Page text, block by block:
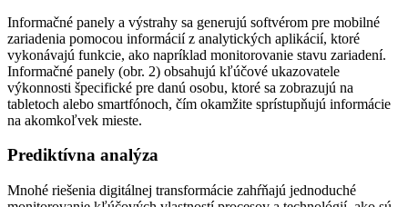
Informačné panely a výstrahy sa generujú softvérom pre mobilné
zariadenia pomocou informácií z analytických aplikácií, ktoré
vykonávajú funkcie, ako napríklad monitorovanie stavu zariadení.
Informačné panely (obr. 2) obsahujú kľúčové ukazovatele
výkonnosti špecifické pre danú osobu, ktoré sa zobrazujú na
tabletoch alebo smartfónoch, čím okamžite sprístupňujú informácie
na akomkoľvek mieste.
Prediktívna analýza
Mnohé riešenia digitálnej transformácie zahŕňajú jednoduché